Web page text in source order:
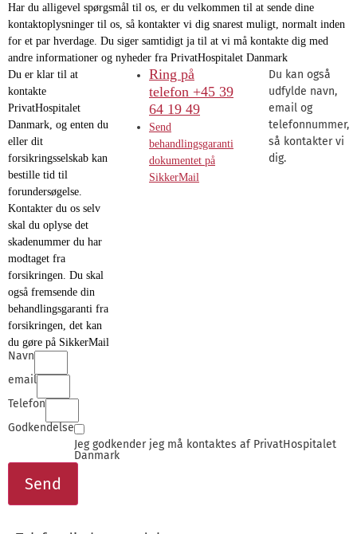
Har du alligevel spørgsmål til os, er du velkommen til at sende dine
kontaktoplysninger til os, så kontakter vi dig snarest muligt, normalt inden
for et par hverdage. Du siger samtidigt ja til at vi må kontakte dig med
andre informationer og nyheder fra PrivatHospitalet Danmark
Du er klar til at
kontakte
PrivatHospitalet
Danmark, og enten du
eller dit
forsikringsselskab kan
bestille tid til
forundersøgelse.
Kontakter du os selv
skal du oplyse det
skadenummer du har
modtaget fra
forsikringen. Du skal
også fremsende din
behandlingsgaranti fra
forsikringen, det kan
du gøre på SikkerMail
Ring på
telefon +45 39
64 19 49
Send
behandlingsgaranti
dokumentet på
SikkerMail
Du kan også
udfylde navn,
email og
telefonnummer,
så kontakter vi
dig.
Navn
email
Telefon
Godkendelse
Jeg godkender jeg må kontaktes af PrivatHospitalet
Danmark
Send